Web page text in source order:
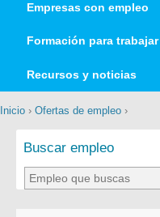
Empresas con empleo
Formación para trabajar
Recursos y noticias
Inicio › Ofertas de empleo ›
Buscar empleo